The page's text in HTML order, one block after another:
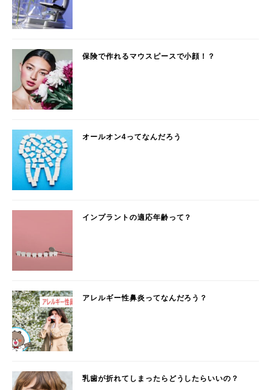
保険で作れるマウスピースで小顔！？
オールオン4ってなんだろう
インプラントの適応年齢って？
アレルギー性鼻炎ってなんだろう？
乳歯が折れてしまったらどうしたらいいの？